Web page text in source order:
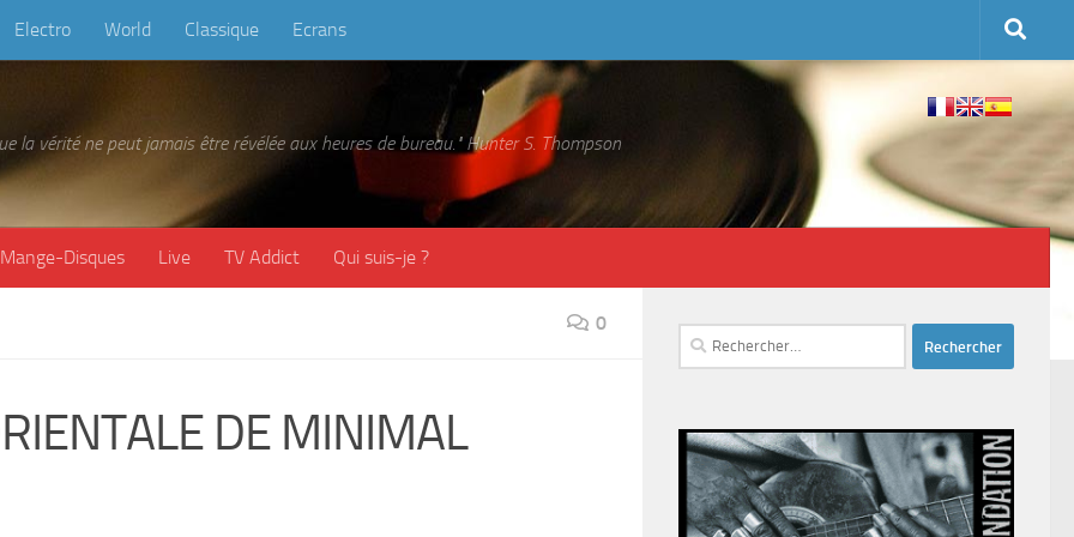
Electro World Classique Ecrans
la vérité ne peut jamais être révélée aux heures de bureau." Hunter S. Thompson
Mange-Disques Live TV Addict Qui suis-je ?
0
DE MINIMAL
Rechercher :